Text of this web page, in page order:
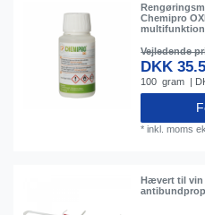
Chemipro
Vejledende
DKK
100 gram |
*inkl. moms
Hævert til vin
antibundprop